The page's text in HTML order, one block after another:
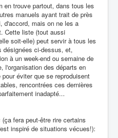
en trouve partout, dans tous les
manuels ayant trait de près
d'accord, mais on ne les a
Cette liste (tout aussi
soit-elle) peut servir à tous les
désignées ci-dessus, et,
à un week-end ou semaine de
l'organisation des départs en
éviter que se reproduisent
rencontrées ces dernières
inadapté...
(ça fera peut-être rire certains
inspiré de situations vécues!):